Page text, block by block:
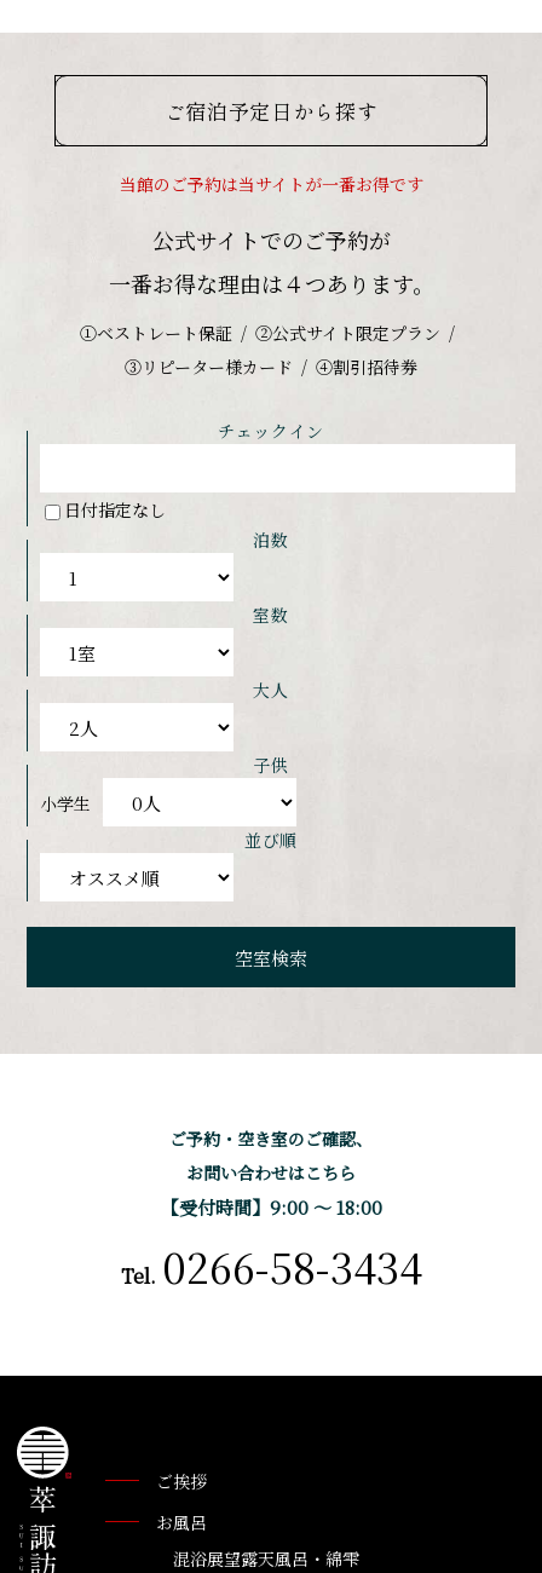
ご宿泊予定日から探す
当館のご予約は当サイトが一番お得です
公式サイトでのご予約が
一番お得な理由は４つあります。
①ベストレート保証
②公式サイト限定プラン
③リピーター様カード
④割引招待券
チェックイン
日付指定なし
泊数
室数
大人
子供
小学生
並び順
ご予約・空き室のご確認、
お問い合わせはこちら
【受付時間】9:00 〜 18:00
Tel. 0266-58-3434
ご挨拶
お風呂
混浴展望露天風呂・綿雫